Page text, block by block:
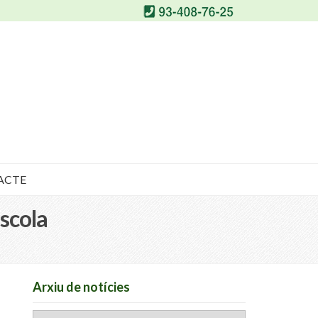
Arxiu de notícies